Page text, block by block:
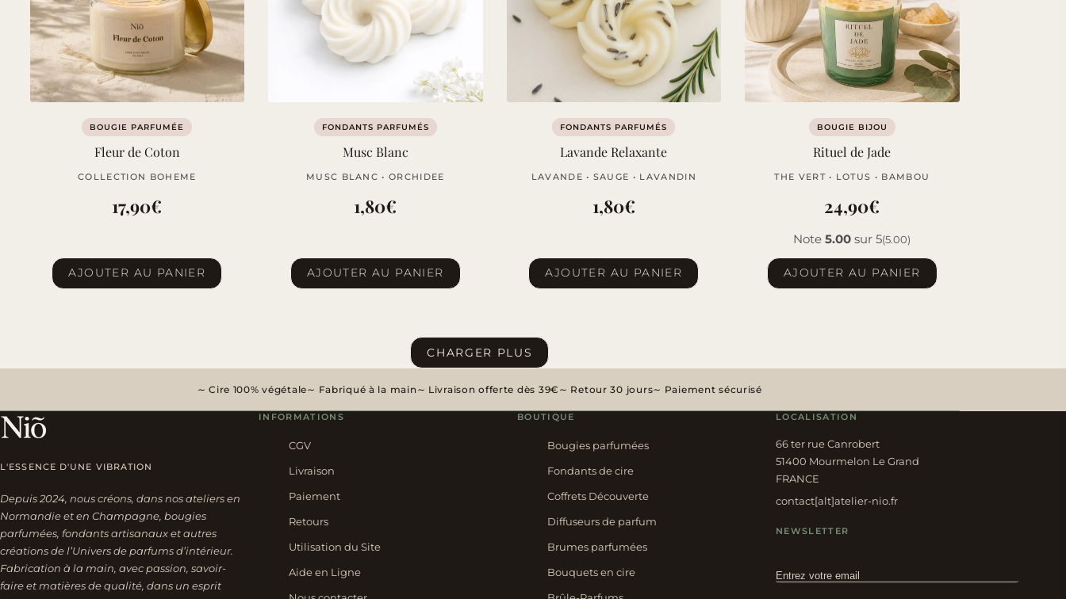
BOUGIE PARFUMÉE
Fleur de Coton
COLLECTION BOHEME
17,90€
AJOUTER AU PANIER
FONDANTS PARFUMÉS
Musc Blanc
MUSC BLANC • ORCHIDEE
1,80€
AJOUTER AU PANIER
FONDANTS PARFUMÉS
Lavande Relaxante
LAVANDE • SAUGE • LAVANDIN
1,80€
AJOUTER AU PANIER
BOUGIE BIJOU
Rituel de Jade
THE VERT • LOTUS • BAMBOU
24,90€
Note5.00 sur 5(5.00)
AJOUTER AU PANIER
CHARGER PLUS
Cire 100% végétale Fabriqué à la main Livraison offerte dès 39€ Retour 30 jours Paiement sécurisé
L'ESSENCE D'UNE VIBRATION
Depuis 2024, nous créons, dans nos ateliers en
Normandie et en Champagne, bougies
parfumées, fondants artisanaux et autres
créations de l’Univers de parfums d’intérieur.
Fabrication à la main, avec passion, savoir-
faire et matières de qualité, dans un esprit
INFORMATIONS
CGV
Livraison
Paiement
Retours
Utilisation du Site
Aide en Ligne
BOUTIQUE
Bougies parfumées
Fondants de cire
Coffrets Découverte
Diffuseurs de parfum
Brumes parfumées
Bouquets en cire
LOCALISATION
66 ter rue Canrobert
51400 Mourmelon Le Grand
FRANCE
contact[alt]atelier-nio.fr
NEWSLETTER